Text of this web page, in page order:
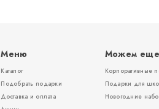
Меню
Каталог
Подобрать подарки
Доставка и оплата
Можем еще
Корпоративные
Подарки для
Новогодние